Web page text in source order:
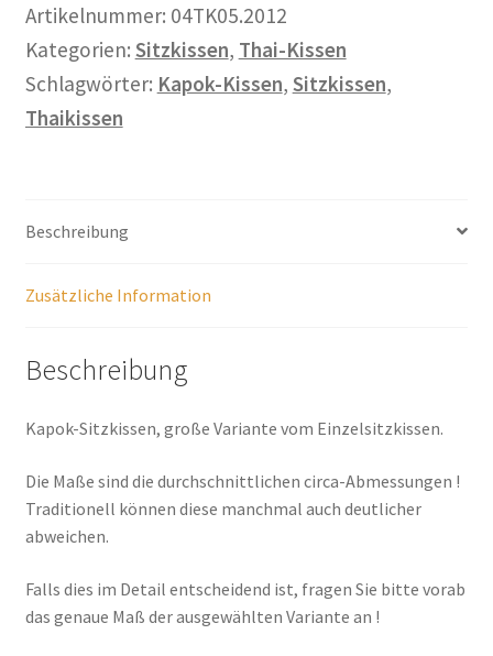
Wohnzimmertisch mit Stühlen
Zahlungsarten
Artikelnummer: 04TK05.2012
Kategorien: Sitzkissen, Thai-Kissen
Schlagwörter: Kapok-Kissen, Sitzkissen,
Thaikissen
Beschreibung
Zusätzliche Information
Beschreibung
Kapok-Sitzkissen, große Variante vom Einzelsitzkissen.
Die Maße sind die durchschnittlichen circa-Abmessungen !
Traditionell können diese manchmal auch deutlicher
abweichen.
Falls dies im Detail entscheidend ist, fragen Sie bitte vorab
das genaue Maß der ausgewählten Variante an !